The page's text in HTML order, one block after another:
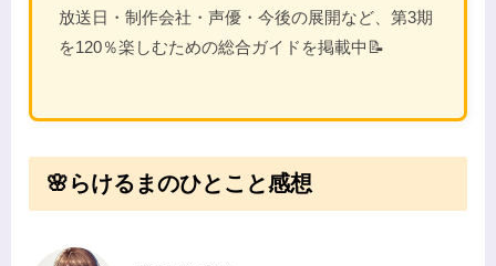
放送日・制作会社・声優・今後の展開など、第3期
を120％楽しむための総合ガイドを掲載中📝
🌸らけるまのひとこと感想